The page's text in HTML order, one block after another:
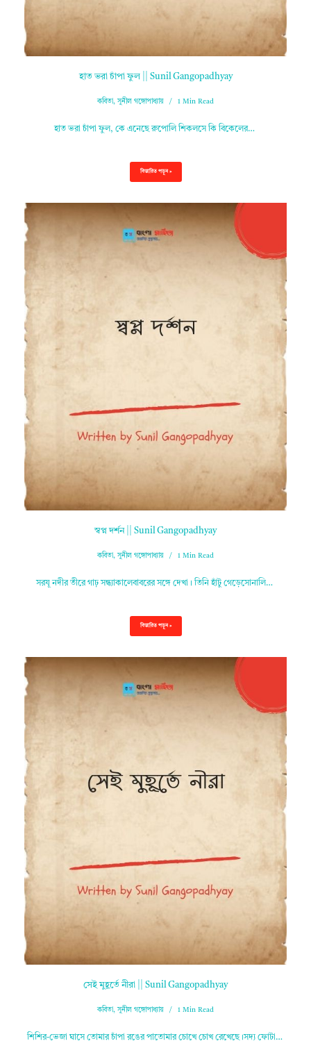
হাত ভরা চাঁপা ফুল || Sunil Gangopadhyay
কবিতা,সুনীল গঙ্গোপাধ্যায় 1 Min Read
হাত ভরা চাঁপা ফুল, কে এনেছে রুপোলি শিকলসে কি বিকেলের…
বিস্তারিত পড়ুন »
স্বপ্ন দর্শন || Sunil Gangopadhyay
কবিতা,সুনীল গঙ্গোপাধ্যায় 1 Min Read
সরযূ নদীর তীরে গাঢ় সন্ধ্যাকালেবাবরের সঙ্গে দেখা। তিনি হাঁটু গেড়েসোনালি…
বিস্তারিত পড়ুন »
সেই মুহূর্তে নীরা || Sunil Gangopadhyay
কবিতা,সুনীল গঙ্গোপাধ্যায় 1 Min Read
শিশির-ভেজা ঘাসে তোমার চাঁপা রঙের পাতোমার চোখে চোখ রেখেছে।সদ্য ফোটা…